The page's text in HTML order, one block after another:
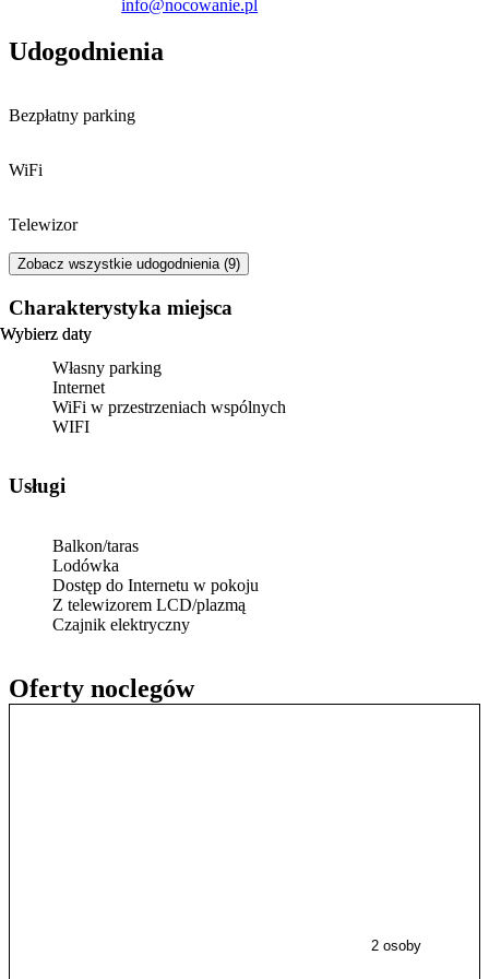
info@nocowanie.pl
Wybierz daty
Oferty noclegów
Wybierz daty
2 osoby
Udogodnienia
Bezpłatny parking
WiFi
Telewizor
Zobacz wszystkie udogodnienia (9)
Charakterystyka miejsca
Własny parking
Internet
WiFi w przestrzeniach wspólnych
WIFI
Usługi
Balkon/taras
Lodówka
Dostęp do Internetu w pokoju
Z telewizorem LCD/plazmą
Czajnik elektryczny